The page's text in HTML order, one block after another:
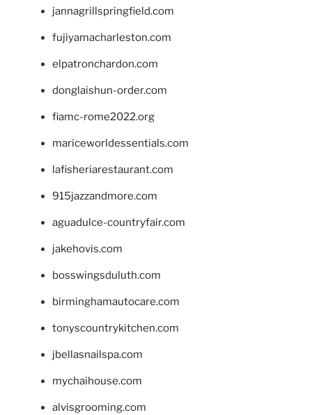
jannagrillspringfield.com
fujiyamacharleston.com
elpatronchardon.com
donglaishun-order.com
fiamc-rome2022.org
mariceworldessentials.com
lafisheriarestaurant.com
915jazzandmore.com
aguadulce-countryfair.com
jakehovis.com
bosswingsduluth.com
birminghamautocare.com
tonyscountrykitchen.com
jbellasnailspa.com
mychaihouse.com
alvisgrooming.com